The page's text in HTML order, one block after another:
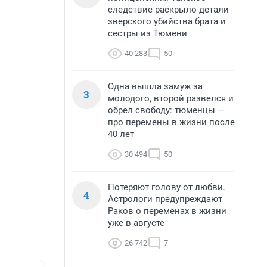
следствие раскрыло детали
зверского убийства брата и
сестры из Тюмени
40 283 50
3
Одна вышла замуж за
молодого, второй развелся и
обрел свободу: тюменцы —
про перемены в жизни после
40 лет
30 494 50
4
Потеряют голову от любви.
Астрологи предупреждают
Раков о переменах в жизни
уже в августе
26 742 7